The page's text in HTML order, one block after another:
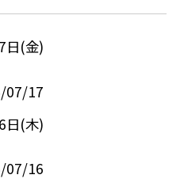
日(金)
07/17
日(木)
07/16